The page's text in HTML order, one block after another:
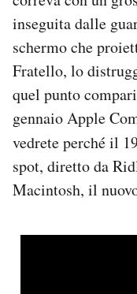
inseguita dalle
schermo che
Fratello, lo
quel punto
gennaio Apple
vedrete perché il
spot, diretto da
Macintosh, il